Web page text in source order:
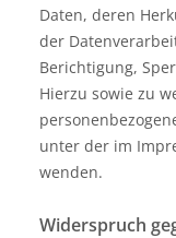
Daten, deren
der
Berichtigung,
Hierzu sowie zu
unter der im
wenden.
Widerspruch